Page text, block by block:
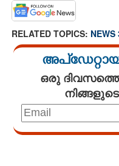
RELATED TOPICS: NEWS
ഒരു